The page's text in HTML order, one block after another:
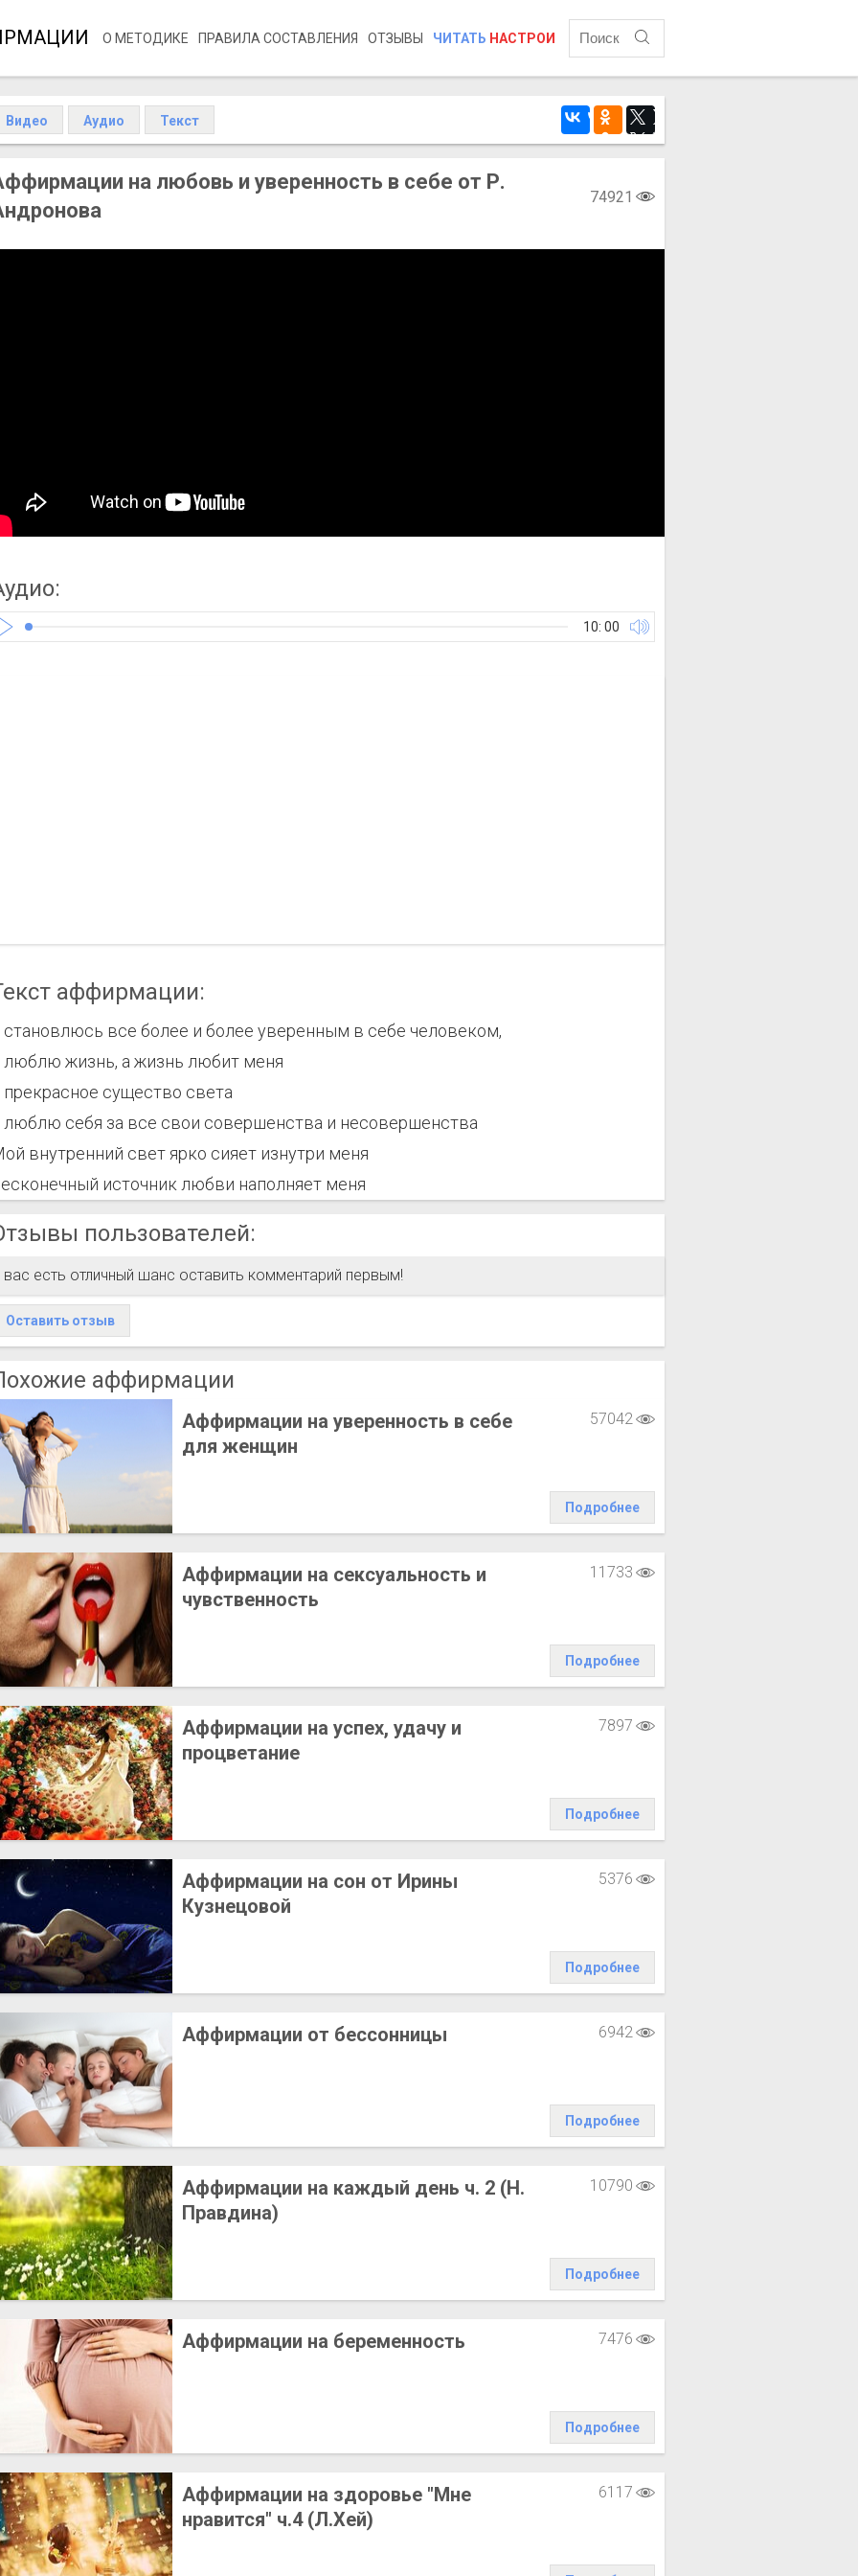
О МЕТОДИКЕ ПРАВИЛА СОСТАВЛЕНИЯ ОТЗЫВЫ ЧИТАТЬ НАСТРОИ
Видео Аудио Текст
на любовь и уверенность в себе от Р.
74921
10: 00
аффирмации:
становлюсь все более и более уверенным в себе человеком,
люблю жизнь, а жизнь любит меня
прекрасное существо света
люблю себя за все свои совершенства и несовершенства
внутренний свет ярко сияет изнутри меня
источник любви наполняет меня
пользователей:
вас есть отличный шанс оставить комментарий первым!
Оставить отзыв
аффирмации
Аффирмации на уверенность в себе
для женщин
57042
Подробнее
Аффирмации на сексуальность и
чувственность
11733
Подробнее
Аффирмации на успех, удачу и
процветание
7897
Подробнее
Аффирмации на сон от Ирины
Кузнецовой
5376
Подробнее
Аффирмации от бессонницы 6942
Подробнее
Аффирмации на каждый день ч. 2 (Н.
Правдина)
10790
Подробнее
Аффирмации на беременность 7476
Подробнее
Аффирмации на здоровье "Мне
нравится" ч.4 (Л.Хей)
6117